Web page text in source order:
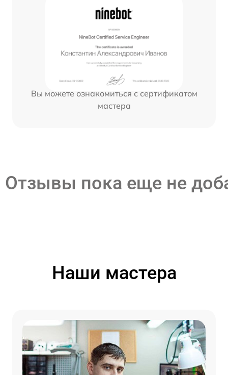
Вы можете ознакомиться с сертификатом
мастера
Отзывы пока еще не
Наши мастера